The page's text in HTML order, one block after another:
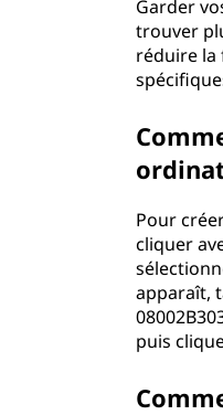
Garder
trouver
réduire la
Pour
cliquer
apparaît,
puis